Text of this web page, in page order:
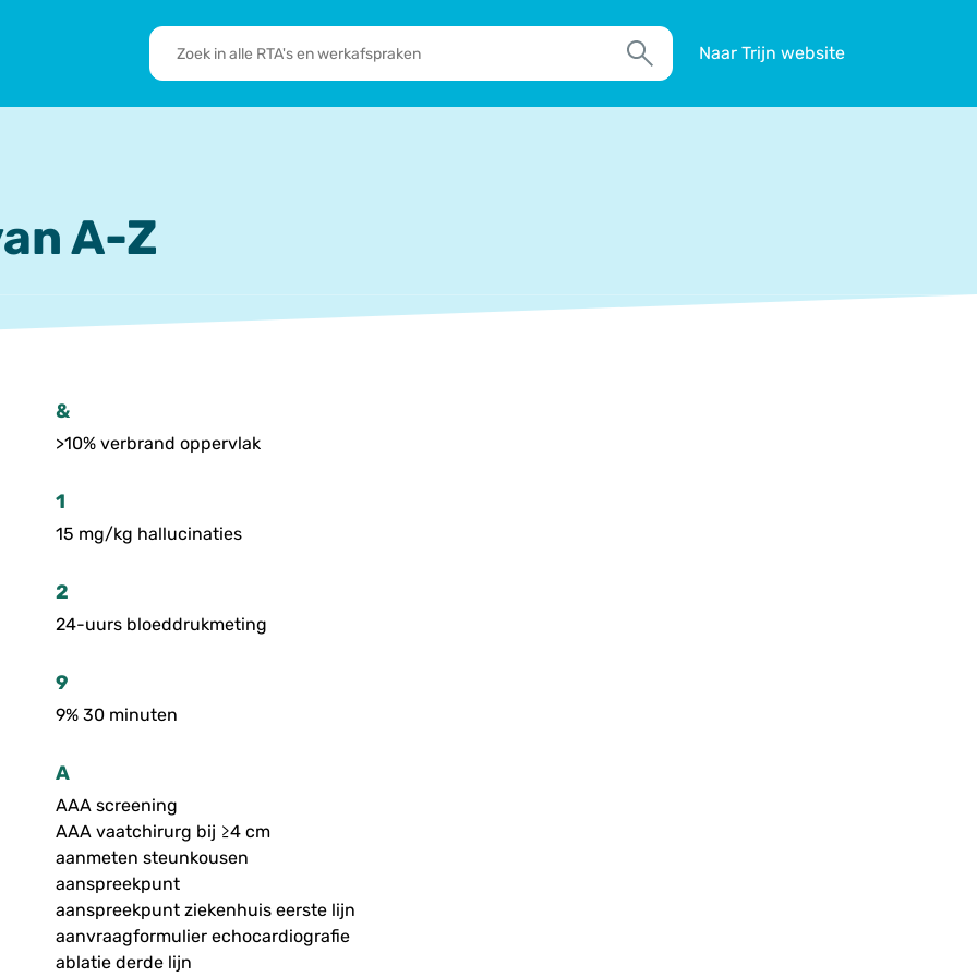
RTA's
en
Zoek
Naar Trijn website
A-Z
&
>10% verbrand oppervlak
1
15 mg/kg hallucinaties
2
24-uurs bloeddrukmeting
9
9% 30 minuten
A
AAA screening
AAA vaatchirurg bij ≥4 cm
aanmeten steunkousen
aanspreekpunt
aanspreekpunt ziekenhuis eerste lijn
aanvraagformulier echocardiografie
ablatie derde lijn